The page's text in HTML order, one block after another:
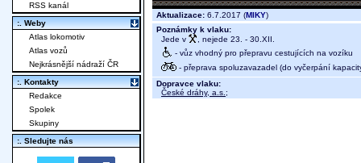
Aktualizace: 6.7.2017 (MIKY)
Poznámky k vlaku:
Jede v
, nejede 23. - 30.XII.
- vůz vhodný pro přepravu cestujících na vozíku
- přeprava spoluzavazadel (do vyčerpání
Dopravce vlaku:
České dráhy, a.s. ;
RSS kanál
:. Weby
Atlas lokomotiv
Atlas vozů
Nejkrásnější nádraží ČR
:. Kontakty
Redakce
Spolek
Skupiny
:. Sledujte nás